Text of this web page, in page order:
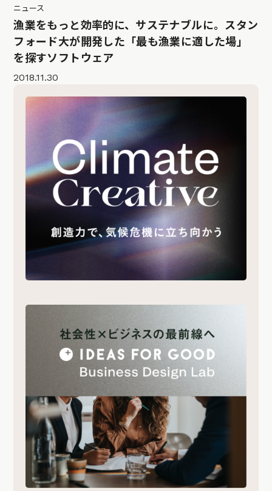
ニュース
漁業をもっと効率的に、サステナブルに。スタン
フォード大が開発した「最も漁業に適した場」
を探すソフトウェア
2018.11.30